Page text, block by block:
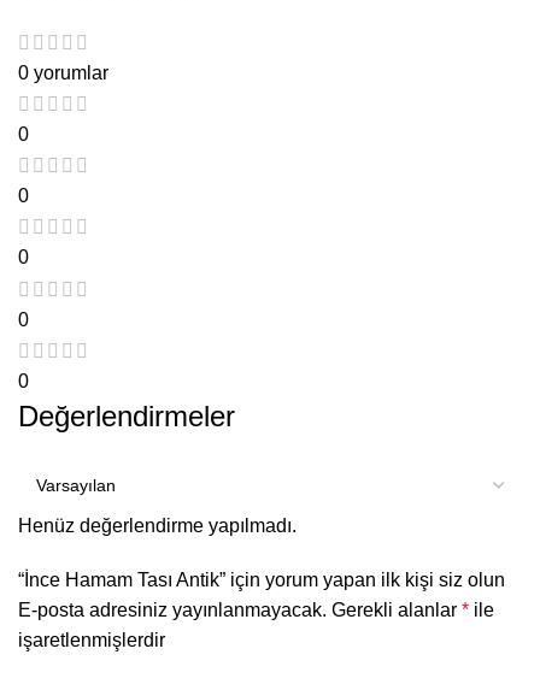
0 yorumlar
0
0
0
0
0
Değerlendirmeler
Henüz değerlendirme yapılmadı.
“İnce Hamam Tası Antik” için yorum yapan ilk kişi siz olun
E-posta adresiniz yayınlanmayacak. Gerekli alanlar * ile
işaretlenmişlerdir